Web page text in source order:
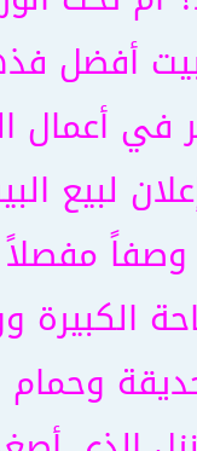
بيت أفضل
في أعمال
لبيع
مفصلاً
وحمام